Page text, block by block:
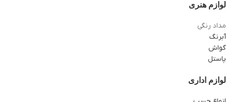
لوازم هنری
مداد رنگی
آبرنگ
گواش
پاستل
لوازم اداری